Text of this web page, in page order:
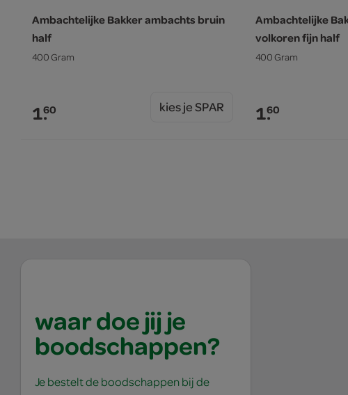
Ambachtelijke Bakker ambachts bruin
half
400 Gram
1.60 kies je SPAR
Ambachtelijke
volkoren fijn half
400 Gram
1.60
waar doe jij je
boodschappen?
Je bestelt de boodschappen bij de